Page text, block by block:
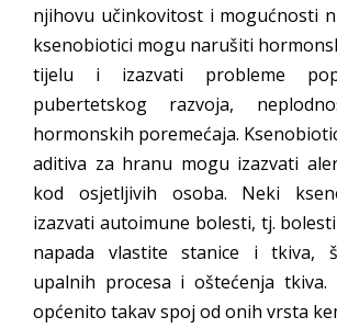
njihovu učinkovitost i mogućnosti
ksenobiotici mogu narušiti
tijelu i izazvati probleme
pubertetskog razvoja,
hormonskih poremećaja.
aditiva za hranu mogu izazvati
kod osjetljivih osoba. Neki
izazvati autoimune bolesti, tj.
napada vlastite stanice i tkiva,
upalnih procesa i oštećenja tkiva.
općenito takav spoj od onih vrsta